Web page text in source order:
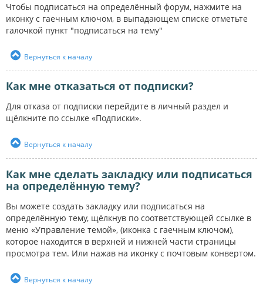
Чтобы подписаться на определённый форум, нажмите на
иконку с гаечным ключом, в выпадающем списке отметьте
галочкой пункт "подписаться на тему"
Вернуться к началу
Как мне отказаться от подписки?
Для отказа от подписки перейдите в личный раздел и
щёлкните по ссылке «Подписки».
Вернуться к началу
Как мне сделать закладку или подписаться
на определённую тему?
Вы можете создать закладку или подписаться на
определённую тему, щёлкнув по соответствующей ссылке в
меню «Управление темой», (иконка с гаечным ключом),
которое находится в верхней и нижней части страницы
просмотра тем. Или нажав на иконку с почтовым конвертом.
Вернуться к началу